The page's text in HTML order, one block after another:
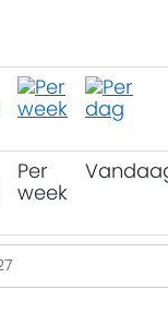
Per
week